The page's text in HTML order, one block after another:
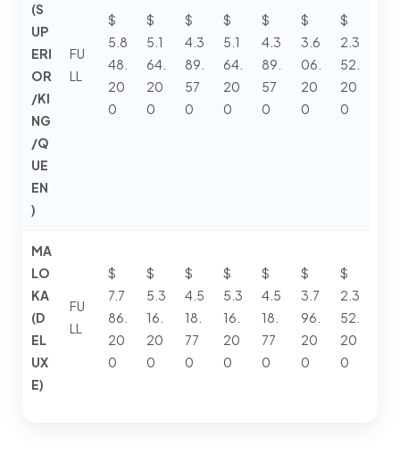
(S
UP
ERI
OR
/KI
NG
/Q
UE
EN
)
FU
LL
$
5.8
48.
20
0
$
5.1
64.
20
0
$
4.3
89.
57
0
$
5.1
64.
20
0
$
4.3
89.
57
0
$
3.6
06.
20
0
$
2.3
52.
20
0
MA
LO
KA
(D
EL
UX
E)
FU
LL
$
7.7
86.
20
0
$
5.3
16.
20
0
$
4.5
18.
77
0
$
5.3
16.
20
0
$
4.5
18.
77
0
$
3.7
96.
20
0
$
2.3
52.
20
0